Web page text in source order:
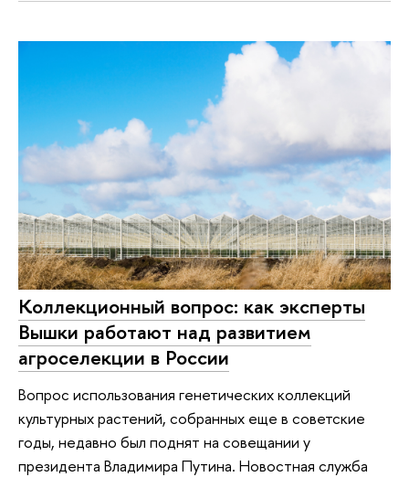
Коллекционный вопрос: как эксперты
Вышки работают над развитием
агроселекции в России
Вопрос использования генетических коллекций
культурных растений, собранных еще в советские
годы, недавно был поднят на совещании у
президента Владимира Путина. Новостная служба